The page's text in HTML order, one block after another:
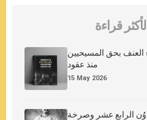
قراءة
العنف بحق المسيحيين
منذ عقود
15 May 2026
لاوُن الرابع عشر وصرخة